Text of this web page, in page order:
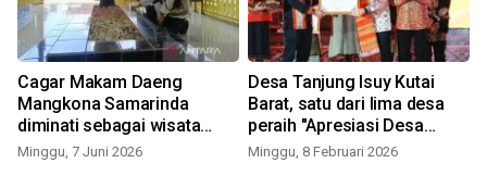
Cagar Makam Daeng
Mangkona Samarinda
diminati sebagai wisata
sejarah
Minggu, 7 Juni 2026
Desa Tanjung Isuy Kutai
Barat, satu dari lima desa
peraih "Apresiasi Desa
Budaya"
Minggu, 8 Februari 2026